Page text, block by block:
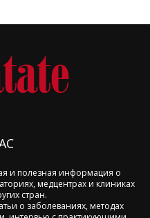
и полезная информация о
медцентрах и клиниках
стран.
о заболеваниях, методах